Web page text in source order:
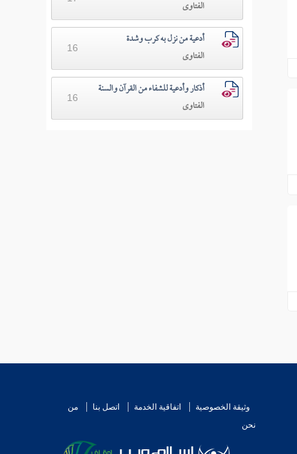
الفتاوى
أدعية من نزل به كرب وشدة
الفتاوى
16
أذكار وأدعية للشفاء من القرآن والسنة
الفتاوى
16
وثيقة الخصوصية اتفاقية الخدمة اتصل بنا
من
نحن